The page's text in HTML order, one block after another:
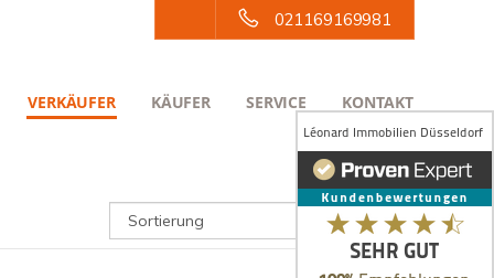
021169169981
VERKÄUFER KÄUFER SERVICE KONTAKT